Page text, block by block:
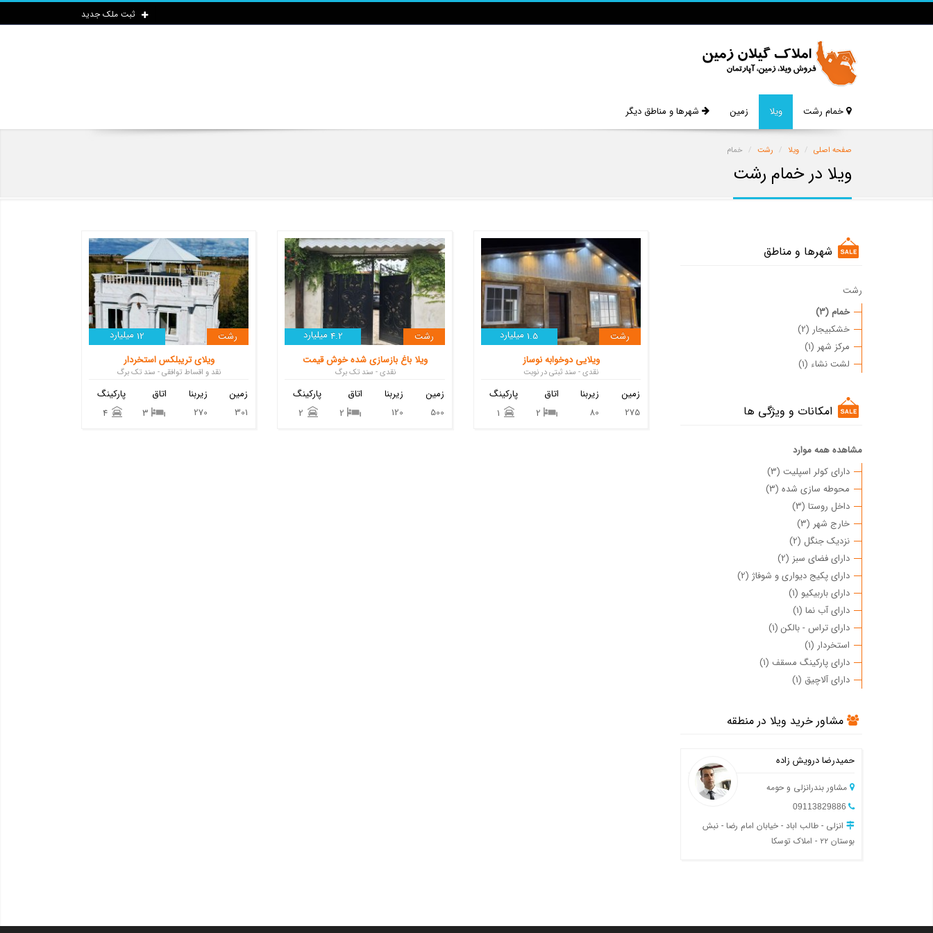
ثبت ملک جدید
خمام رشت ویلا زمین شهرها و مناطق دیگر
صفحه اصلی ویلا رشت خمام
ویلا در خمام رشت
شهرها و مناطق
رشت
خمام (3)
خشکبیجار (2)
مرکز شهر (1)
لشت نشاء (1)
امکانات و ویژگی ها
مشاهده همه موارد
دارای کولر اسپلیت (3)
محوطه سازی شده (3)
داخل روستا (3)
خارج شهر (3)
نزدیک جنگل (2)
دارای فضای سبز (2)
دارای پکیج دیواری و شوفاژ (2)
دارای باربیکیو (1)
دارای آب نما (1)
دارای تراس - بالکن (1)
استخردار (1)
دارای پارکینگ مسقف (1)
دارای آلاچیق (1)
مشاور خرید ویلا در منطقه
حمیدرضا درویش زاده
مشاور بندرانزلی و حومه
انزلی - طالب اباد - خیابان امام رضا - نبش
بوستان ۲۲ - املاک توسکا
12 میلیارد
رشت
ویلای تریبلکس استخردار
نقد و اقساط توافقی - سند تک برگ
پارکینگ
اتاق
زیربنا
270
زمین
301
4.2 میلیارد
رشت
ویلا باغ بازسازی شده خوش قیمت
نقدی - سند تک برگ
پارکینگ
اتاق
2
زیربنا
120
زمین
500
1.5میلیارد
رشت
ویلایی دوخوابه نوساز
نقدی - سند ثبتی در نوبت
پارکینگ
اتاق
زیربنا
80
زمین
275